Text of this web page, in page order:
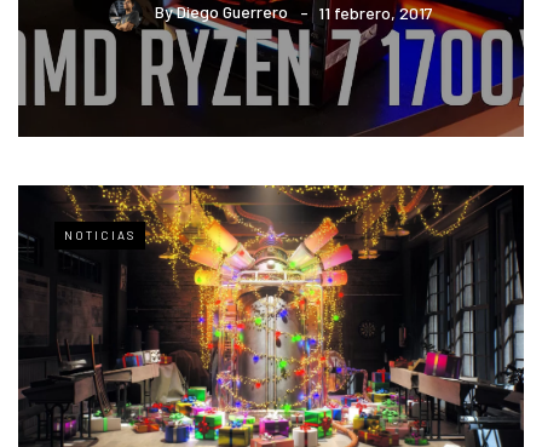
ByDiego Guerrero 11 febrero, 2017
NOTICIAS